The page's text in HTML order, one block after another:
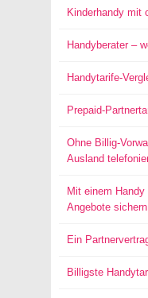
Kinderhandy mit
Handyberater –
Handytarife-
Prepaid-
Ohne Billig-
Ausland
Mit einem
Angebote sichern
Ein
Billigste